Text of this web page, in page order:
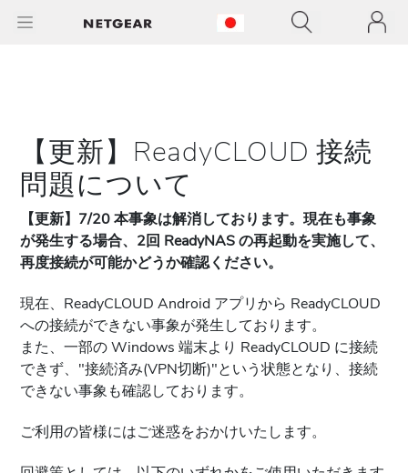
【更新】ReadyCLOUD 接続
問題について
【更新】7/20 本事象は解消しております。現在も事象
が発生する場合、2回 ReadyNAS の再起動を実施して、
再度接続が可能かどうか確認ください。
現在、ReadyCLOUD Android アプリから ReadyCLOUD
への接続ができない事象が発生しております。
また、一部の Windows 端末より ReadyCLOUD に接続
できず、"接続済み(VPN切断)"という状態となり、接続
できない事象も確認しております。
ご利用の皆様にはご迷惑をおかけいたします。